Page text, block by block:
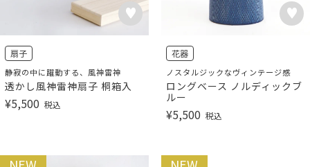
扇子
静寂の中に躍動する、風神雷神
透かし風神雷神扇子 桐箱入
¥5,500 税込
花器
ノスタルジックなヴィンテージ感
ロングベース ノルディックブ
ルー
¥5,500 税込